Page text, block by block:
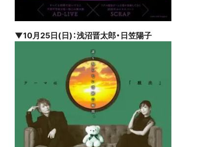
▼10月25日(日)：浅沼晋太郎・日笠陽子